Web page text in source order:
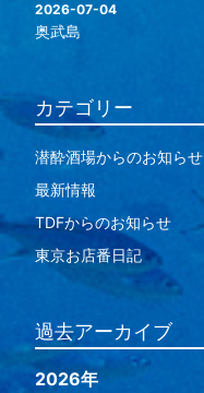
2026-07-04
奥武島
カテゴリー
潜酔酒場からのお知らせ
最新情報
TDFからのお知らせ
東京お店番日記
過去アーカイブ
2026年